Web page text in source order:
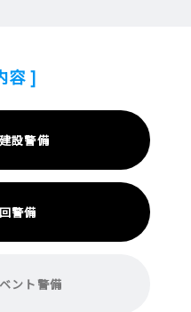
容 ]
設警備
警備
ント警備